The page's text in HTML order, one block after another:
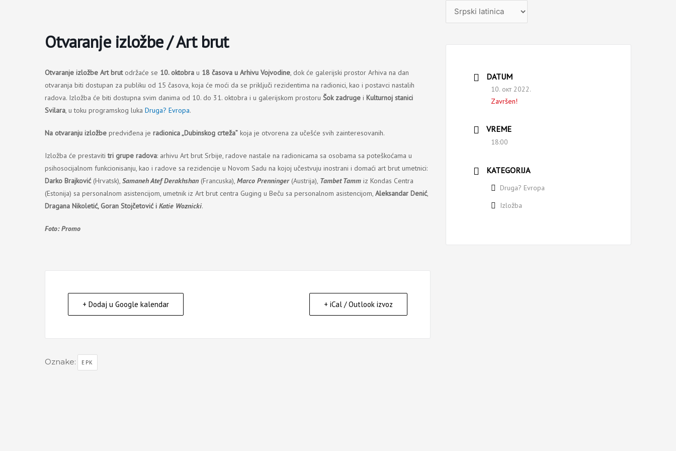
Otvaranje izložbe / Art brut
Otvaranje izložbe Art brutodržaće se 10. oktobra u 18 časova u Arhivu Vojvodine, dok će galerijski prostor Arhiva na dan
otvaranja biti dostupan za publiku od 15 časova, koja će moći da se priključi rezidentima na radionici, kao i postavci nastalih
radova. Izložba će biti dostupna svim danima od 10. do 31. oktobra i u galerijskom prostoru Šok zadruge i Kulturnoj stanici
Svilara, u toku programskog luka Druga? Evropa.
Na otvaranju izložbe predviđena je radionica „Dubinskog crteža” koja je otvorena za učešće svih zainteresovanih.
Izložba će prestavititri grupe radova: arhivu Art brut Srbije, radove nastale na radionicama sa osobama sa poteškoćama u
psihosocijalnom funkcionisanju, kao i radove sa rezidencije u Novom Sadu na kojoj učestvuju inostrani i domaći art brut umetnici:
Darko Brajković(Hrvatsk), Samaneh Atef Derakhshan (Francuska), Marco Prenninger (Austrija), Таmbet Tamm iz Kondas Centra
(Estonija) sa personalnom asistencijom, umetnik iz Art brut centra Guging u Beču sa personalnom asistencijom, Aleksandar Denić,
Dragana Nikoletić, Goran Stojčetović i Katie Woznicki.
Foto: Promo
+ Dodaj u Google kalendar + iCal / Outlook izvoz
Oznake: EPK
jezik
DATUM
10. окт 2022.
Završen!
VREME
18:00
KATEGORIJA
Druga? Evropa
Izložba